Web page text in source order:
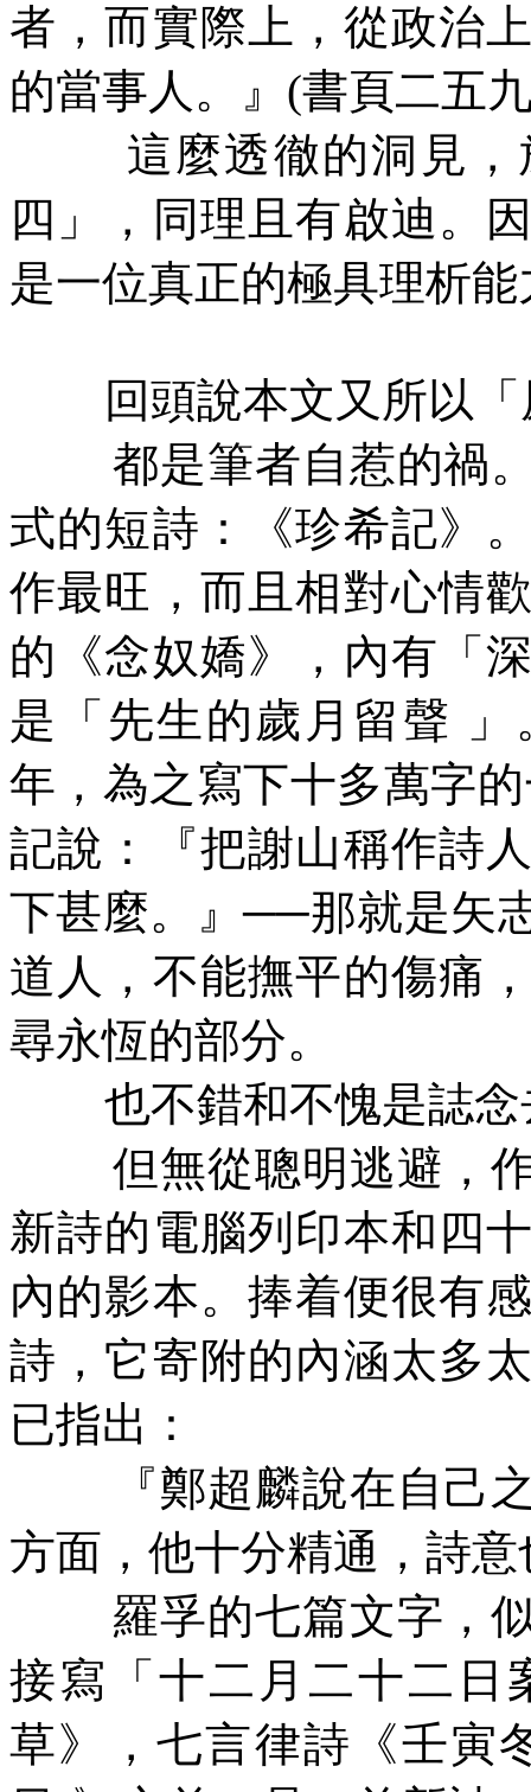
者，而實際上，從政治
的當事人。』 (書頁二五
這麼透徹的洞見
四」，同理且有啟迪。
是一位真正的極具理析
回頭說本文又所以
都是筆者自惹的禍
式的短詩：《珍希記》
作最旺，而且相對心情
的《念奴嬌》，內有「
是「先生的歲月留聲
年，為之寫下十多萬字
記說：『把謝山稱作詩
下甚麼。』──那就是矢
道人，不能撫平的傷痛
尋永恆的部分。
也不錯和不愧是誌
但無從聰明逃避，
新詩的電腦列印本和四
內的影本。捧着便很有
詩，它寄附的內涵太多
已指出：
『鄭超麟說在自己
方面，他十分精通，詩
羅孚的七篇文字，
接寫「十二月二十二日
草》，七言律詩《壬寅